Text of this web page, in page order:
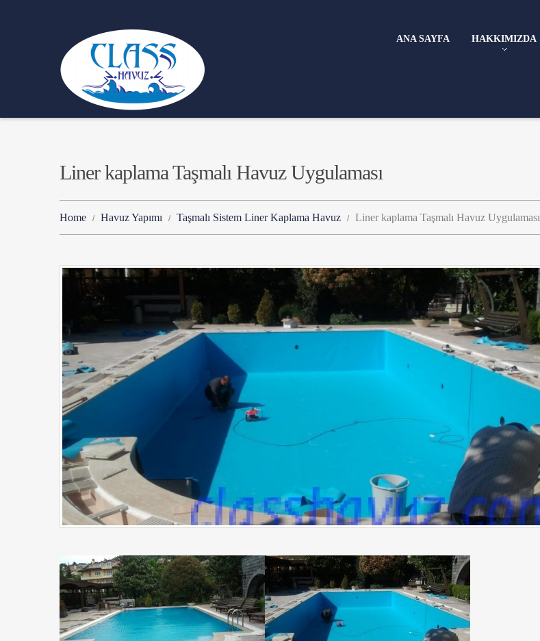
ANA SAYFA HAKKIMIZDA
Liner kaplama Taşmalı Havuz Uygulaması
Home Havuz Yapımı Taşmalı Sistem Liner Kaplama Havuz Liner kaplama Taşmalı Havuz Uygulaması